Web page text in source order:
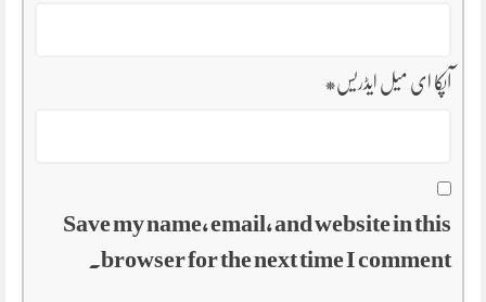
آپکا ای میل ایڈریس*
Save my name, email, and website in this
browser for the next time I comment.